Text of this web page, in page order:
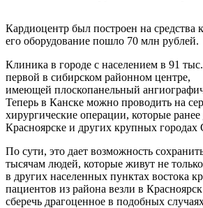
Кардиоцентр был построен на средства
его оборудование пошло 70 млн рублей.
Клиника в городе с населением в 91 тыс.
первой в сибирском районном центре,
имеющей плоскопанельный
Теперь в Канске можно проводить на
хирургические операции, которые ранее
Красноярске и других крупных
По сути, это дает возможность
тысячам людей, которые живут не
в других населенных пунктах востока
пациентов из района везли в
сберечь драгоценное в подобных